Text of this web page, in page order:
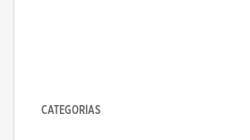
CATEGORÍAS